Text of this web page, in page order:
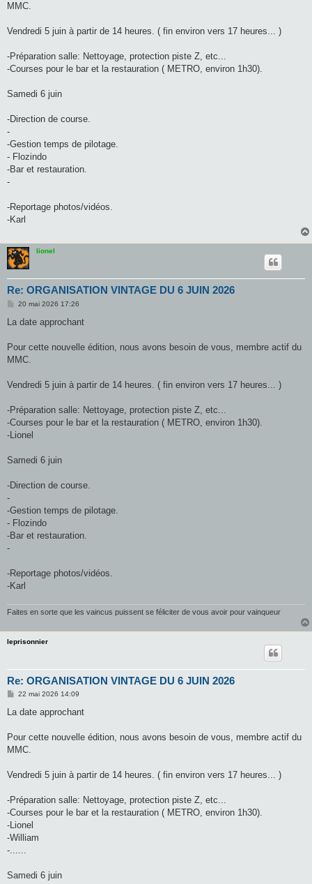
MMC.
Vendredi 5 juin à partir de 14 heures. ( fin environ vers 17 heures... )
-Préparation salle: Nettoyage, protection piste Z, etc...
-Courses pour le bar et la restauration ( METRO, environ 1h30).
Samedi 6 juin
-Direction de course.
-
-Gestion temps de pilotage.
- Flozindo
-Bar et restauration.
-
-Reportage photos/vidéos.
-Karl
lionel
Re: ORGANISATION VINTAGE DU 6 JUIN 2026
M
s
g
20 mai 2026 17:26
La date approchant
Pour cette nouvelle édition, nous avons besoin de vous, membre actif du
MMC.
Vendredi 5 juin à partir de 14 heures. ( fin environ vers 17 heures... )
-Préparation salle: Nettoyage, protection piste Z, etc...
-Courses pour le bar et la restauration ( METRO, environ 1h30).
-Lionel
Samedi 6 juin
-Direction de course.
-
-Gestion temps de pilotage.
- Flozindo
-Bar et restauration.
-
-Reportage photos/vidéos.
-Karl
Faites en sorte que les vaincus puissent se féliciter de vous avoir pour vainqueur
leprisonnier
Re: ORGANISATION VINTAGE DU 6 JUIN 2026
M
s
g
22 mai 2026 14:09
La date approchant
Pour cette nouvelle édition, nous avons besoin de vous, membre actif du
MMC.
Vendredi 5 juin à partir de 14 heures. ( fin environ vers 17 heures... )
-Préparation salle: Nettoyage, protection piste Z, etc...
-Courses pour le bar et la restauration ( METRO, environ 1h30).
-Lionel
-William
-......
Samedi 6 juin